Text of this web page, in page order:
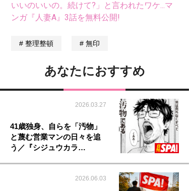
いいのいいの。続けて?」と言われたワケ...マ
ンガ『人妻A』3話を無料公開!
整理整頓 無印
あなたにおすすめ
2026.03.27
41歳独身、自らを「汚物」
と蔑む営業マンの日々を追
う／『シジュウカラ…
2026.06.03